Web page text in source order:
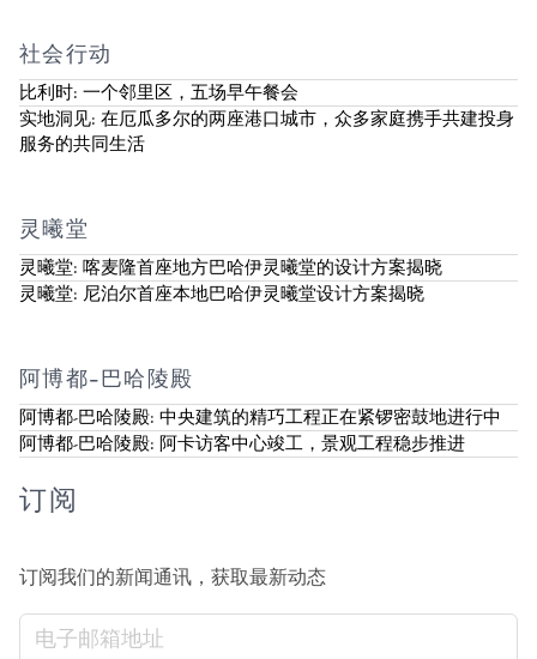
社会行动
比利时: 一个邻里区，五场早午餐会
实地洞见: 在厄瓜多尔的两座港口城市，众多家庭携手共建投身
服务的共同生活
灵曦堂
灵曦堂: 喀麦隆首座地方巴哈伊灵曦堂的设计方案揭晓
灵曦堂: 尼泊尔首座本地巴哈伊灵曦堂设计方案揭晓
阿博都-巴哈陵殿
阿博都-巴哈陵殿: 中央建筑的精巧工程正在紧锣密鼓地进行中
阿博都-巴哈陵殿: 阿卡访客中心竣工，景观工程稳步推进
订阅
订阅我们的新闻通讯，获取最新动态